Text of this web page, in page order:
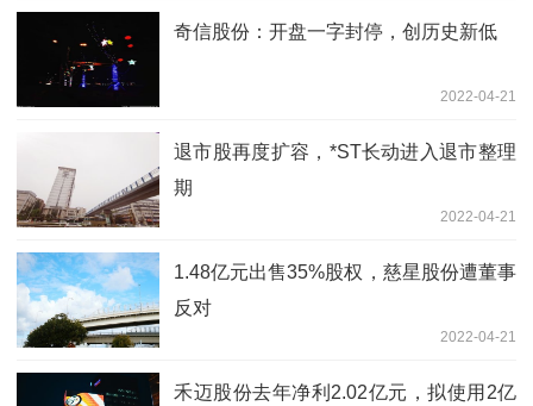
奇信股份：开盘一字封停，创历史新低
2022-04-21
退市股再度扩容，*ST长动进入退市整理
期
2022-04-21
1.48亿元出售35%股权，慈星股份遭董事
反对
2022-04-21
禾迈股份去年净利2.02亿元，拟使用2亿